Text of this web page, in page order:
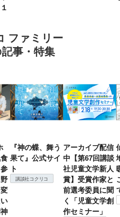
ファミリー
事・特集
『神の蝶、舞う
果て』公式サイ
ト
講談社コクリコ
アーカイブ配信
中【第67回講談
社児童文学新人
賞】受賞作家と
前選考委員に聞
く「児童文学創
作セミナー」